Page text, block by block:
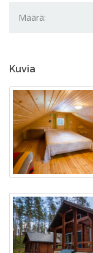
Määrä:
Kuvia